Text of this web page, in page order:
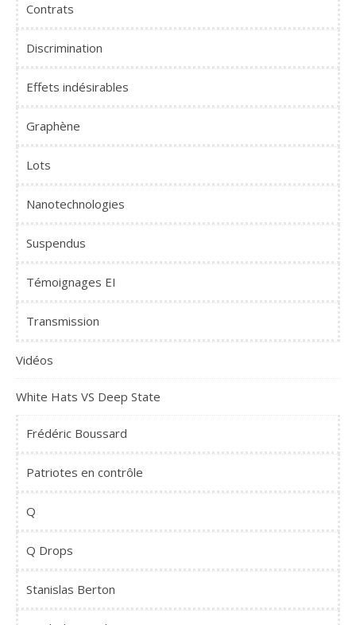
Contrats
Discrimination
Effets indésirables
Graphène
Lots
Nanotechnologies
Suspendus
Témoignages EI
Transmission
Vidéos
White Hats VS Deep State
Frédéric Boussard
Patriotes en contrôle
Q
Q Drops
Stanislas Berton